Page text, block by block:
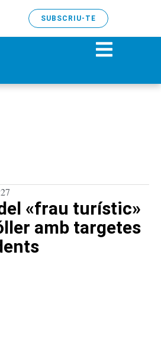
SUBSCRIU-TE
«frau turístic»
amb targetes